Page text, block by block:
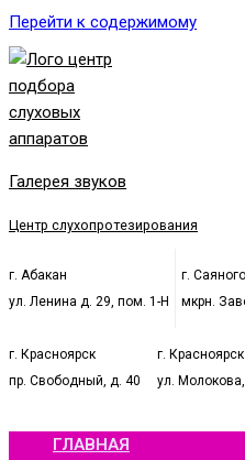
Перейти к содержимому
Галерея звуков
Центр слухопротезирования
г. Абакан
ул. Ленина д. 29, пом. 1-Н
г.
мкрн.
г. Красноярск
пр. Свободный, д. 40
г. Красноярск
ул.
ГЛАВНАЯ